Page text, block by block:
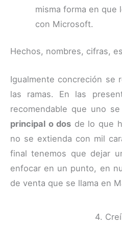
misma forma en que
con Microsoft.
Hechos, nombres, cifras,
Igualmente concreción se
las ramas. En las
recomendable que uno
principal o dos de lo que
no se extienda con mil
final tenemos que dejar
enfocar en un punto, en
de venta que se llama en
4.